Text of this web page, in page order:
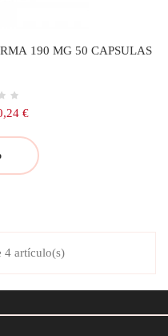
190 MG 50 CAPSULAS
€
4 artículo(s)